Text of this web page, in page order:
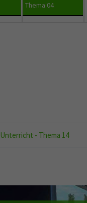
Thema 04
Unterricht - Thema 14